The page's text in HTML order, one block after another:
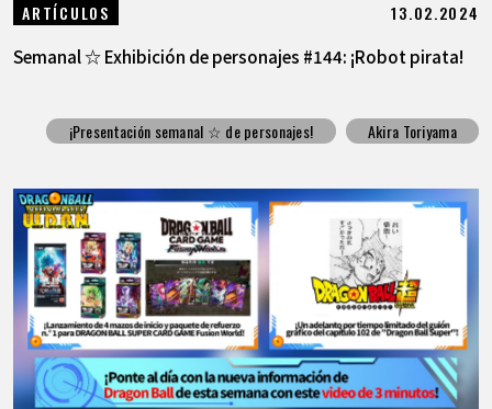
ARTÍCULOS 13.02.2024
Semanal ☆ Exhibición de personajes #144: ¡Robot pirata!
¡Presentación semanal ☆ de personajes! Akira Toriyama